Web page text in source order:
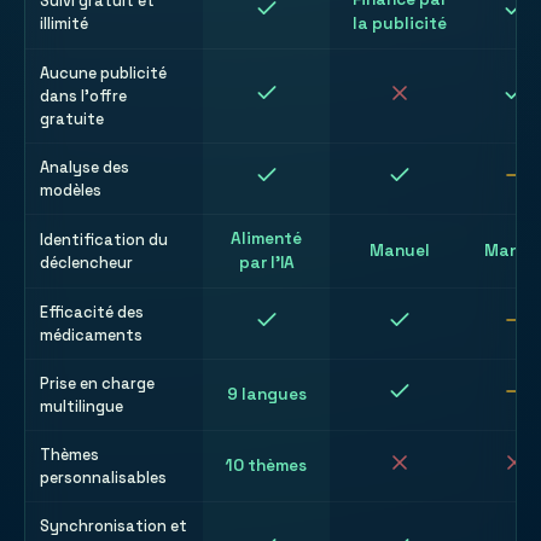
illimité
la publicité
Aucune publicité
dans l'offre
gratuite
Analyse des
modèles
Identification du
déclencheur
Alimenté
par l'IA
Manuel
Efficacité des
médicaments
Prise en charge
multilingue
9 langues
Thèmes
personnalisables
10 thèmes
Synchronisation et